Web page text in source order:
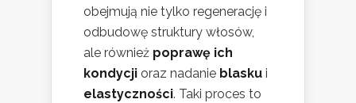
obejmują nie tylko regenerację i
odbudowę struktury włosów,
ale również poprawę ich
kondycji oraz nadanie blasku i
elastyczności. Taki proces to